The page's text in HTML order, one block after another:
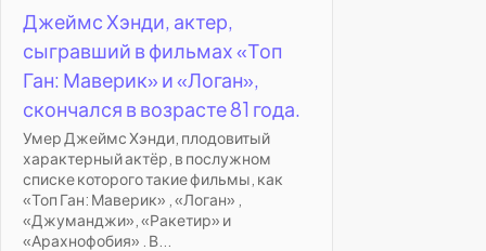
Джеймс Хэнди, актер,
сыгравший в фильмах «Топ
Ган: Маверик» и «Логан»,
скончался в возрасте 81 года.
Умер Джеймс Хэнди, плодовитый
характерный актёр, в послужном
списке которого такие фильмы, как
«Топ Ган: Маверик» , «Логан» ,
«Джуманджи», «Ракетир» и
«Арахнофобия» . В...